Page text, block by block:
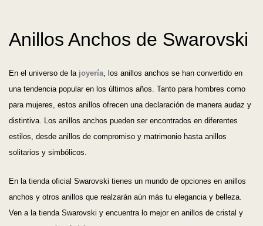
Anillos Anchos de Swarovski
En el universo de la joyería, los anillos anchos se han convertido en
una tendencia popular en los últimos años. Tanto para hombres como
para mujeres, estos anillos ofrecen una declaración de manera audaz y
distintiva. Los anillos anchos pueden ser encontrados en diferentes
estilos, desde anillos de compromiso y matrimonio hasta anillos
solitarios y simbólicos.
En la tienda oficial Swarovski tienes un mundo de opciones en anillos
anchos y otros anillos que realzarán aún más tu elegancia y belleza.
Ven a la tienda Swarovski y encuentra lo mejor en anillos de cristal y